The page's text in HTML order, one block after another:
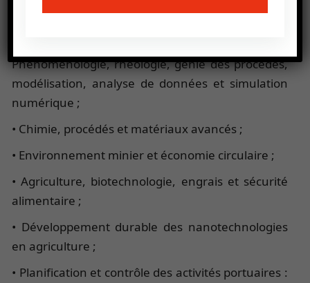
exploration, extraction et valorisation ;
Phénoménologie, rhéologie, génie des procédés,
modélisation, analyse de données et simulation
numérique ;
• Chimie, procédés et matériaux avancés ;
• Environnement minier et économie circulaire ;
• Agriculture, biotechnologie, engrais et sécurité
alimentaire ;
• Développement durable des nanotechnologies
en agriculture ;
• Planification et contrôle des activités portuaires :